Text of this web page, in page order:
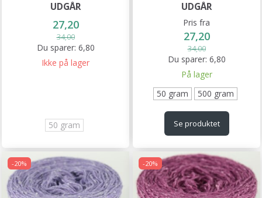
UDGÅR
27,20
34,00
Du sparer: 6,80
Ikke på lager
50 gram
UDGÅR
Pris fra
27,20
34,00
Du sparer: 6,80
På lager
50 gram
500 gram
Se produktet
-20% -20%